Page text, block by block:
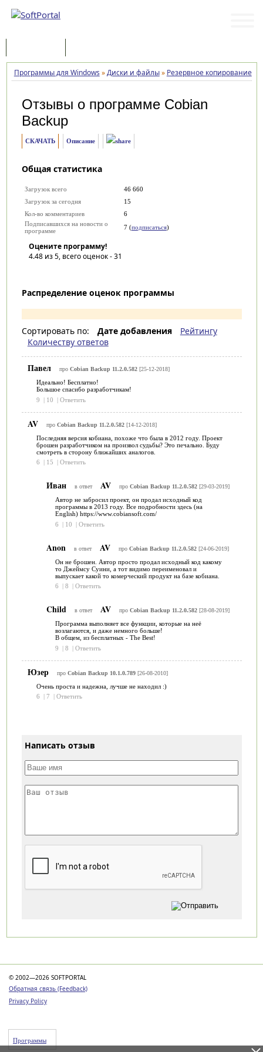
Программы для Windows »Диски и файлы» Резервное копирование
Отзывы о программе Cobian
Backup
СКАЧАТЬ Описание
Общая статистика
Загрузок всего
46 660
Загрузок за сегодня
15
Кол-во комментариев
6
Подписавшихся на новости о
программе
7 (подписаться)
Оцените программу!
4.48из 5, всего оценок -31
Распределение оценок программы
Сортировать по: Дате добавления
Рейтингу
Количеству ответов
Павел про Cobian Backup 11.2.0.582[25-12-2018]
Идеально! Бесплатно!
Большое спасибо разработчикам!
9
| 10 | Ответить
AV про Cobian Backup 11.2.0.582[14-12-2018]
Последняя версия кобиана, похоже что была в 2012 году. Проект
брошен разработчиком на произвол судьбы? Это печально. Буду
смотреть в сторону ближайших аналогов.
6
| 15 | Ответить
Иван в ответ AV про Cobian Backup 11.2.0.582[29-03-2019]
Автор не забросил проект, он продал исходный код
программы в 2013 году. Все подробности здесь (на
English) https://www.cobiansoft.com/
6
| 10 | Ответить
Anon в ответ AV про Cobian Backup 11.2.0.582[24-06-2019]
Он не брошен. Автор просто продал исходный код какому
то Джеймсу Суини, а тот видимо переименовал и
выпускает какой то комерческий продукт на базе кобиана.
6
| 8 | Ответить
Child в ответ AV про Cobian Backup 11.2.0.582[28-08-2019]
Программа выполняет все функции, которые на неё
возлагаются, и даже немного больше!
В общем, из бесплатных - The Best!
9
| 8 | Ответить
Юзер про Cobian Backup 10.1.0.789[26-08-2010]
Очень проста и надежна, лучше не находил :)
6
| 7 | Ответить
Написать отзыв
© 2002—2026 SOFTPORTAL
Обратная связь (Feedback)
Privacy Policy
Программы